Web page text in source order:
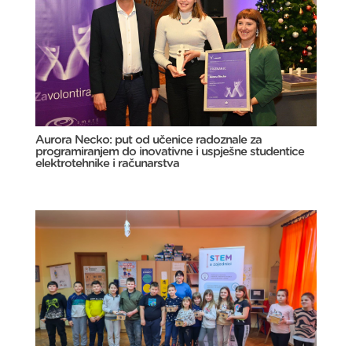
Aurora Necko: put od učenice radoznale za
programiranjem do inovativne i uspješne studentice
elektrotehnike i računarstva